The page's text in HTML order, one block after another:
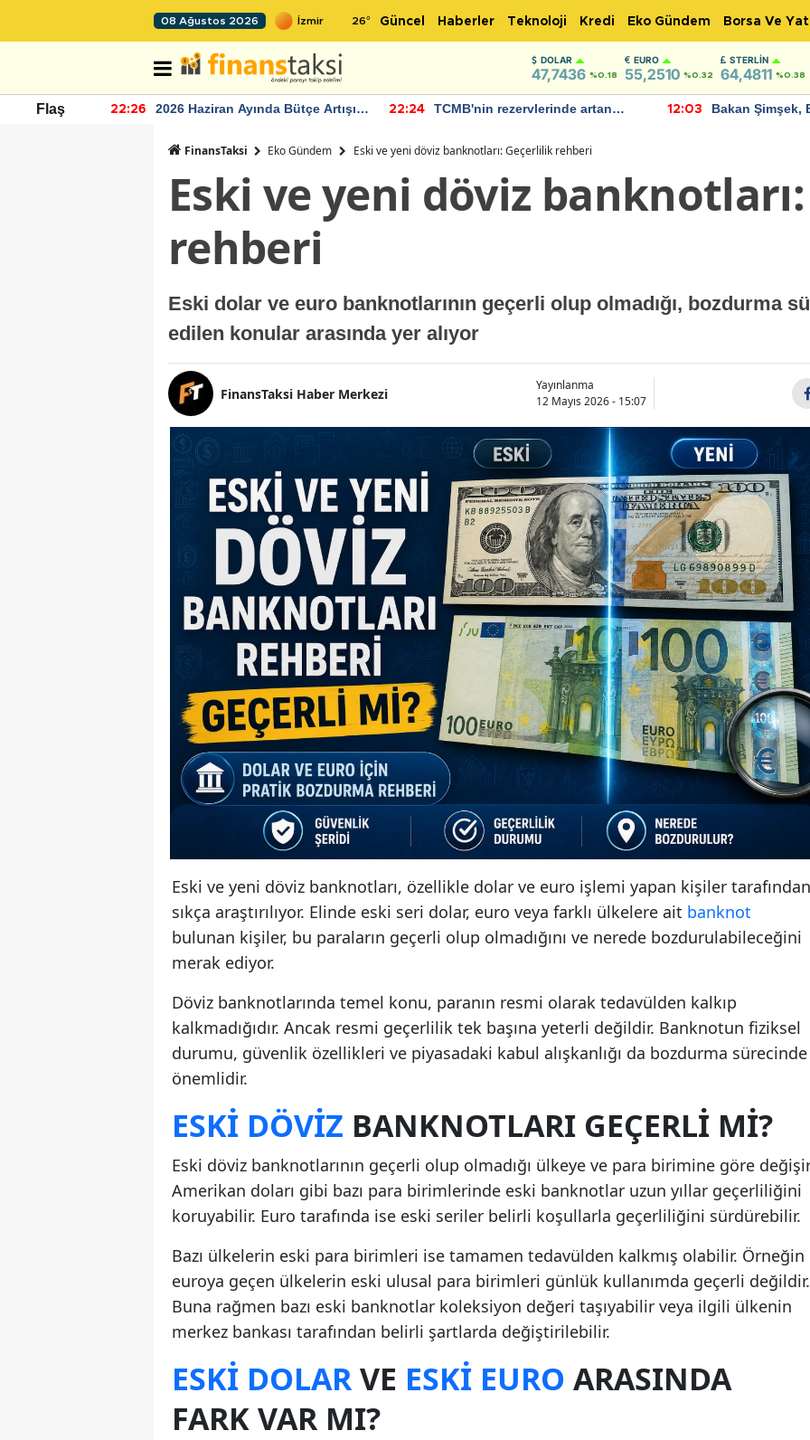
08 Ağustos 2026 26° Güncel Haberler Teknoloji Kredi Eko Gündem Borsa Ve
DOLAR
47,7436 %0.18
EURO
55,2510 %0.32
STERLIN
64,4811 %0.38
Flaş 22:26
2026 Haziran Ayında Bütçe Artışı
22:24
TCMB'nin rezervlerinde artan
12:03
Bakan Şimşek,
FinansTaksi Eko Gündem Eski ve yeni döviz banknotları: Geçerlilik rehberi
Eski ve yeni döviz
rehberi
Eski dolar ve euro banknotlarının geçerli olup olmadığı, bozdurma
edilen konular arasında yer alıyor
FinansTaksi Haber Merkezi
Yayınlanma
12 Mayıs 2026 - 15:07
Eski ve yeni döviz banknotları, özellikle dolar ve euro işlemi yapan kişiler tarafından
sıkça araştırılıyor. Elinde eski seri dolar, euro veya farklı ülkelere ait banknot
bulunan kişiler, bu paraların geçerli olup olmadığını ve nerede bozdurulabileceğini
merak ediyor.
Döviz banknotlarında temel konu, paranın resmi olarak tedavülden kalkıp
kalkmadığıdır. Ancak resmi geçerlilik tek başına yeterli değildir. Banknotun fiziksel
durumu, güvenlik özellikleri ve piyasadaki kabul alışkanlığı da bozdurma sürecinde
önemlidir.
ESKI DÖVIZ BANKNOTLARI GEÇERLI MI?
Eski döviz banknotlarının geçerli olup olmadığı ülkeye ve para birimine göre
Amerikan doları gibi bazı para birimlerinde eski banknotlar uzun yıllar geçerliliğini
koruyabilir. Euro tarafında ise eski seriler belirli koşullarla geçerliliğini sürdürebilir.
Bazı ülkelerin eski para birimleri ise tamamen tedavülden kalkmış olabilir. Örneğin
euroya geçen ülkelerin eski ulusal para birimleri günlük kullanımda geçerli değildir.
Buna rağmen bazı eski banknotlar koleksiyon değeri taşıyabilir veya ilgili ülkenin
merkez bankası tarafından belirli şartlarda değiştirilebilir.
ESKI DOLARVE ESKI EURO ARASINDA
FARK VAR MI?